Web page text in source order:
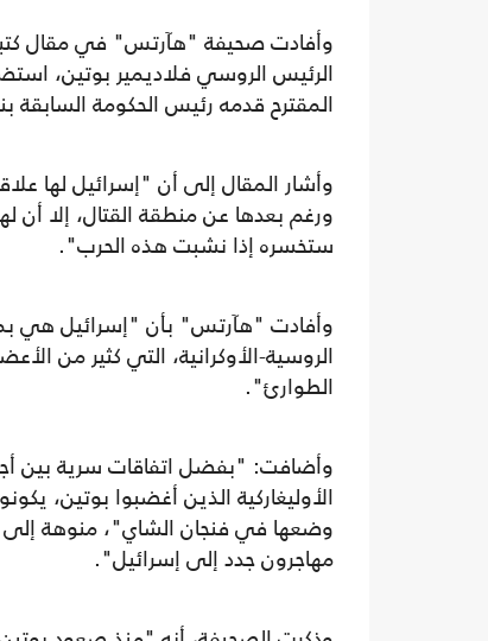
وأفادت صحيفة "هآرتس" في مقال كتبه
الرئيس الروسي فلاديمير بوتين،
المقترح قدمه رئيس الحكومة السابقة
وأشار المقال إلى أن "إسرائيل لها
ورغم بعدها عن منطقة القتال، إلا أن
ستخسره إذا نشبت هذه الحرب".
وأفادت "هآرتس" بأن "إسرائيل هي
الروسية-الأوكرانية، التي كثير من
الطوارئ".
وأضافت: "بفضل اتفاقات سرية بين
الأوليغاركية الذين أغضبوا بوتين،
وضعها في فنجان الشاي"، منوهة إلى
مهاجرون جدد إلى إسرائيل".